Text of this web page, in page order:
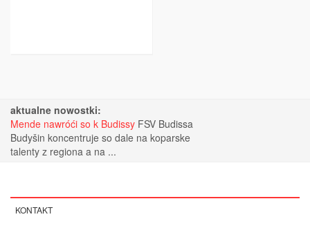
aktualne nowostki:
Mende nawróći so k Budissy FSV Budissa
Budyšin koncentruje so dale na koparske
talenty z regiona a na ...
KONTAKT